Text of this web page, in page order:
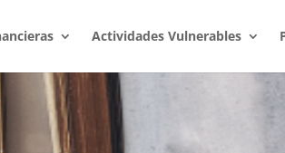
Actividades Vulnerables